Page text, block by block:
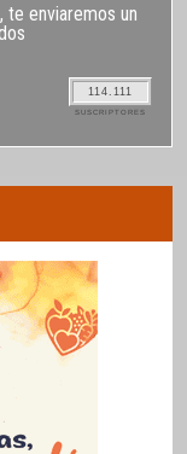
enviaremos un
114.111
SUSCRIPTORES